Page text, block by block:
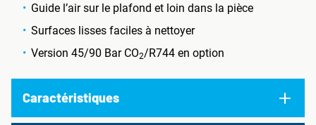
Guide l’air sur le plafond et loin dans la pièce
Surfaces lisses faciles à nettoyer
Version 45/90 Bar CO2/R744 en option
Caractéristiques